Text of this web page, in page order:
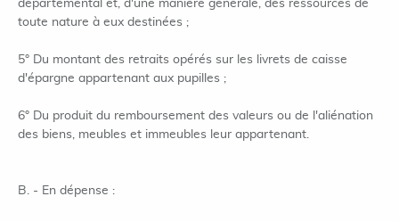
départemental et, d'une manière générale, des ressources de
toute nature à eux destinées ;
5° Du montant des retraits opérés sur les livrets de caisse
d'épargne appartenant aux pupilles ;
6° Du produit du remboursement des valeurs ou de l'aliénation
des biens, meubles et immeubles leur appartenant.
B. - En dépense :